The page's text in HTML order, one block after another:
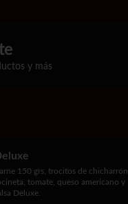
y más
150 grs, trocitos de chicharrón,
tomate, queso americano y
Deluxe.